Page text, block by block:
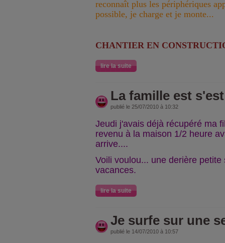
reconnaît plus les périphériques
possible, je charge et je monte...
CHANTIER EN
lire la suite
La famille est
publié le 25/07/2010 à 10:32
Jeudi j'avais déjà récupéré ma
revenu à la maison 1/2 heure
arrive....
Voili voulou... une derière petite
vacances.
lire la suite
Je surfe sur une
publié le 14/07/2010 à 10:57